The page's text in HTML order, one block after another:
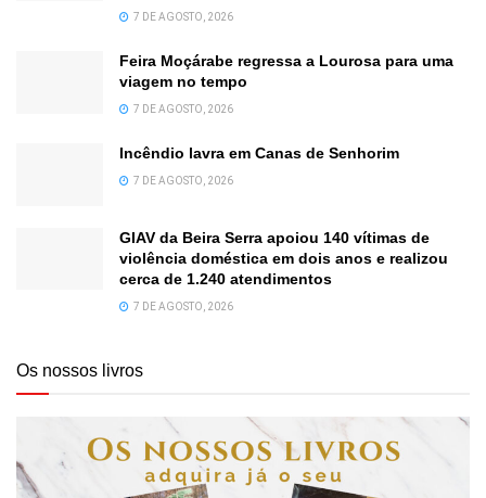
7 DE AGOSTO, 2026
Feira Moçárabe regressa a Lourosa para uma
viagem no tempo
7 DE AGOSTO, 2026
Incêndio lavra em Canas de Senhorim
7 DE AGOSTO, 2026
GIAV da Beira Serra apoiou 140 vítimas de
violência doméstica em dois anos e realizou
cerca de 1.240 atendimentos
7 DE AGOSTO, 2026
Os nossos livros